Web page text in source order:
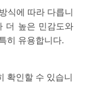
식에 따라 다릅니
더 높은 민감도와
히 유용합니다.
확인할 수 있습니